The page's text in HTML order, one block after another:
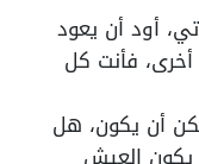
أود أن يعود
فأنت كل
أن يكون، هل